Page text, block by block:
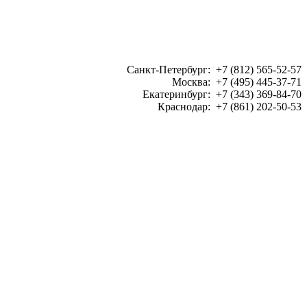
Санкт-Петербург: +7 (812) 565-52-57
Москва: +7 (495) 445-37-71
Екатеринбург: +7 (343) 369-84-70
Краснодар: +7 (861) 202-50-53